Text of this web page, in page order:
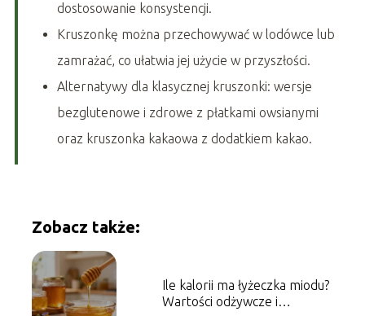
dostosowanie konsystencji.
Kruszonkę można przechowywać w lodówce lub
zamrażać, co ułatwia jej użycie w przyszłości.
Alternatywy dla klasycznej kruszonki: wersje
bezglutenowe i zdrowe z płatkami owsianymi
oraz kruszonka kakaowa z dodatkiem kakao.
Zobacz także:
Ile kalorii ma łyżeczka miodu?
Wartości odżywcze i